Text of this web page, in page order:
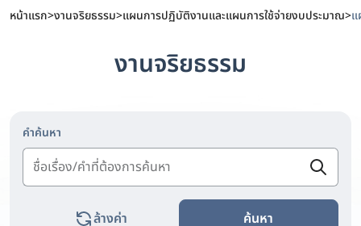
หน้าแรก>งานจริยธรรม>แผนการปฏิบัติงานและแผนการใช้จ่ายงบประมาณ>
งานจริยธรรม
คำค้นหา
ล้างค่า ค้นหา